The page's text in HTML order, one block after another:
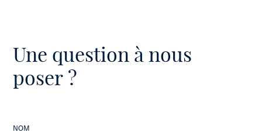
Une question à nous
poser ?
NOM